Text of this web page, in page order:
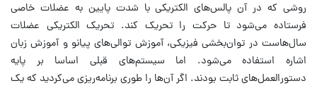
روشی که در آن پالس‌های الکتریکی با شدت پایین به عضلات خاصی
فرستاده می‌شود تا حرکت را تحریک کند. تحریک الکتریکی عضلات
سال‌هاست در توان‌بخشی فیزیکی، آموزش توالی‌های پیانو و آموزش زبان
اشاره استفاده می‌شود. اما سیستم‌های قبلی اساسا بر پایه
دستورالعمل‌های ثابت بودند. اگر آن‌ها را طوری برنامه‌ریزی می‌کردید که یک